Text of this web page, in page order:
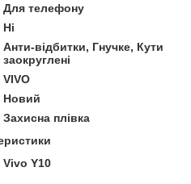
Для телефону
Ні
Анти-відбитки, Гнучке, Кути
заокруглені
VIVO
Новий
Захисна плівка
Vivo Y10